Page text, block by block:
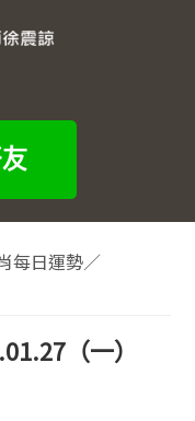
每日運勢／
（一）